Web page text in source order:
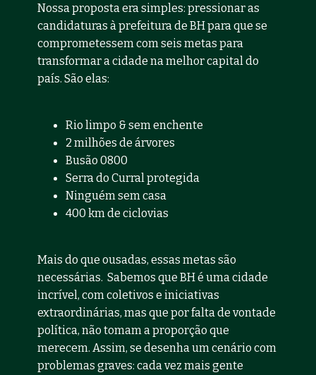
Nossa proposta era simples: pressionar as
candidaturas à prefeitura de BH para que se
comprometessem com seis metas para
transformar a cidade na melhor capital do
país. São elas:
Rio limpo & sem enchente
2 milhões de árvores
Busão 0800
Serra do Curral protegida
Ninguém sem casa
400 km de ciclovias
Mais do que ousadas, essas metas são
necessárias.  Sabemos que BH é uma cidade
incrível, com coletivos e iniciativas
extraordinárias, mas que por falta de vontade
política, não tomam a proporção que
merecem. Assim, se desenha um cenário com
problemas graves: cada vez mais gente